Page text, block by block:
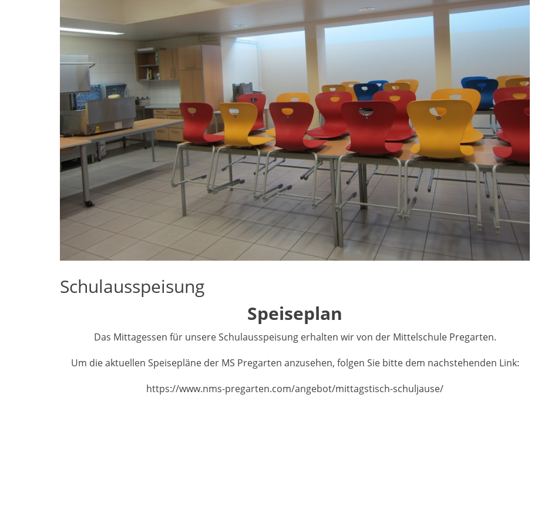
Schulausspeisung
Speiseplan
Das Mittagessen für unsere Schulausspeisung erhalten wir von der Mittelschule Pregarten.
Um die aktuellen Speisepläne der MS Pregarten anzusehen, folgen Sie bitte dem nachstehenden Link:
https://www.nms-pregarten.com/angebot/mittagstisch-schuljause/